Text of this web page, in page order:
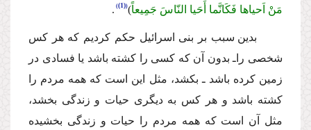
مَنْ اَحیاها فَكَانَّما أَحَیا النّاسَ جَمِیعاً)
(1)
.
بدین سبب بر بنى اسرائیل حكم كردیم كه هر كس
شخصى راـ بدون آن كه كسى را كشته باشد یا فسادى در
زمین كرده باشد ـ بكشد، مثل این است كه همه مردم را
كشته باشد و هر كس به دیگرى حیات و زندگى بخشد،
مثل آن است كه همه مردم را حیات و زندگى بخشیده